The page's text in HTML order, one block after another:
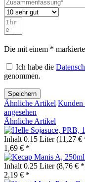
Die mit einem *
Ich habe die
genommen.
Speichern
Ähnliche Artikel Kunden
angesehen
Ähnliche Artikel
Inhalt 0.15 Liter(11,27
1,69 € *
Inhalt 0.25 Liter(8,76 €
2,19 € *